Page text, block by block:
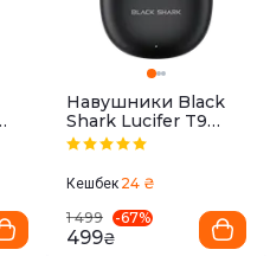
Навушники Black
Shark Lucifer T9
(Black)
Кешбек 24 ₴
1 499
-67%
499₴